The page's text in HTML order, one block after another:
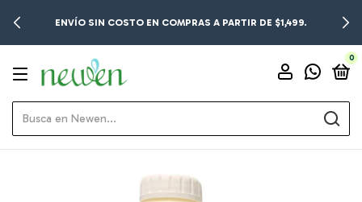
ENVÍO SIN COSTO EN COMPRAS A PARTIR DE $1,499.
0